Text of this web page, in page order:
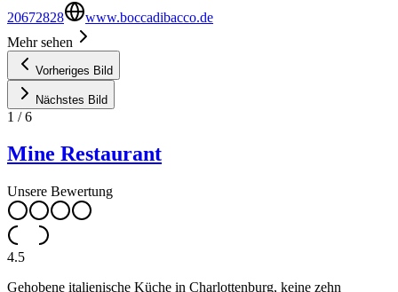
20672828
www.boccadibacco.de
Mehr sehen
Vorheriges Bild
Nächstes Bild
1 /6
Mine Restaurant
Unsere Bewertung
4.5
Gehobene italienische Küche in Charlottenburg, keine zehn